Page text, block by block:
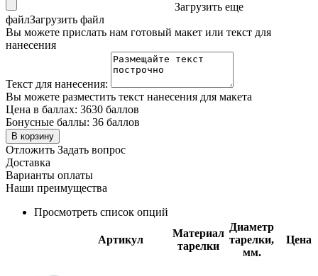
Загрузить еще
файлЗагрузить файл
Вы можете прислать нам готовый макет или текст для
нанесения
Текст для нанесения:
Вы можете разместить текст нанесения для макета
Цена в баллах: 3630 баллов
Бонусные баллы: 36 баллов
В корзину
Отложить Задать вопрос
Доставка
Варианты оплаты
Наши преимущества
Просмотреть список опций
Артикул
Материал
тарелки
Диаметр
тарелки,
мм.
Цена